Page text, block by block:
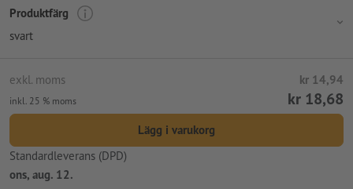
Produktfärg
svart
exkl. moms kr 14,94
inkl. 25 % moms kr 18,68
Lägg i varukorg
Standardleverans (DPD)
ons, aug. 12.